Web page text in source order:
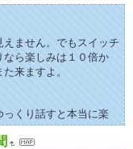
ません。でもスイッチ
なら楽しみは１０倍か
来ますよ。
くり話すと本当に楽